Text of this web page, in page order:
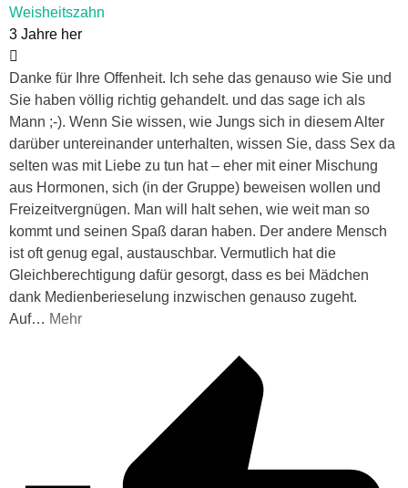
Weisheitszahn
3 Jahre her
Danke für Ihre Offenheit. Ich sehe das genauso wie Sie und
Sie haben völlig richtig gehandelt. und das sage ich als
Mann ;-). Wenn Sie wissen, wie Jungs sich in diesem Alter
darüber untereinander unterhalten, wissen Sie, dass Sex da
selten was mit Liebe zu tun hat – eher mit einer Mischung
aus Hormonen, sich (in der Gruppe) beweisen wollen und
Freizeitvergnügen. Man will halt sehen, wie weit man so
kommt und seinen Spaß daran haben. Der andere Mensch
ist oft genug egal, austauschbar. Vermutlich hat die
Gleichberechtigung dafür gesorgt, dass es bei Mädchen
dank Medienberieselung inzwischen genauso zugeht.
Auf… Mehr